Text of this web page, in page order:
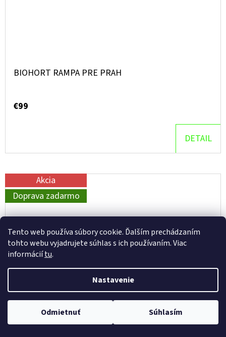
Tento web používa súbory cookie. Ďalším prechádzaním
tohto webu vyjadrujete súhlas s ich používaním. Viac
informáciítu.
Nastavenie
Odmietnuť Súhlasím
BIOHORT RAMPA PRE PRAH
€99
DETAIL
Akcia
Doprava zadarmo